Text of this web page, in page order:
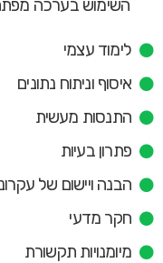
השימוש בערכה מפתח
לימוד עצמי
איסוף וניתוח נתונים
התנסות מעשית
פתרון בעיות
הבנה ויישום של
חקר מדעי
מיומנויות תקשורת